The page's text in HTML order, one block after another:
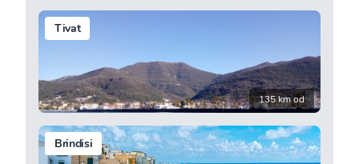
Tivat
135 km od
Brindisi